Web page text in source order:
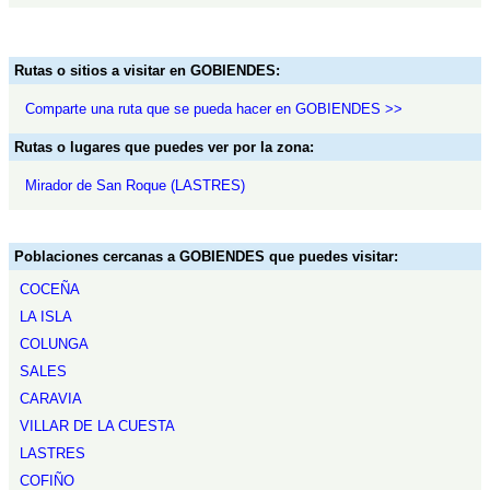
Rutas o sitios a visitar en GOBIENDES:
Comparte una ruta que se pueda hacer en GOBIENDES >>
Rutas o lugares que puedes ver por la zona:
Mirador de San Roque (LASTRES)
Poblaciones cercanas a GOBIENDES que puedes visitar:
COCEÑA
LA ISLA
COLUNGA
SALES
CARAVIA
VILLAR DE LA CUESTA
LASTRES
COFIÑO